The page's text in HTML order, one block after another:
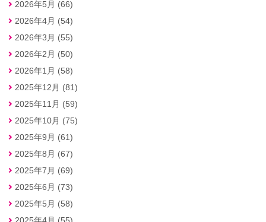
2026年5月 (66)
2026年4月 (54)
2026年3月 (55)
2026年2月 (50)
2026年1月 (58)
2025年12月 (81)
2025年11月 (59)
2025年10月 (75)
2025年9月 (61)
2025年8月 (67)
2025年7月 (69)
2025年6月 (73)
2025年5月 (58)